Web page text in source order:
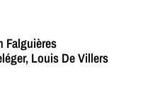
Falguières
Louis De Villers